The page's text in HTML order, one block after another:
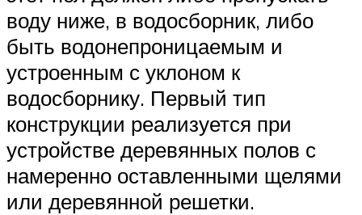
воду ниже, в водосборник, либо
быть водонепроницаемым и
устроенным с уклоном к
водосборнику. Первый тип
конструкции реализуется при
устройстве деревянных полов с
намеренно оставленными щелями
или деревянной решетки.